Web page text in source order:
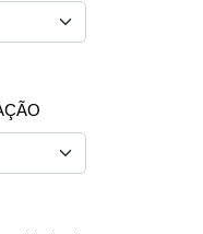
con una
un alto nivel de